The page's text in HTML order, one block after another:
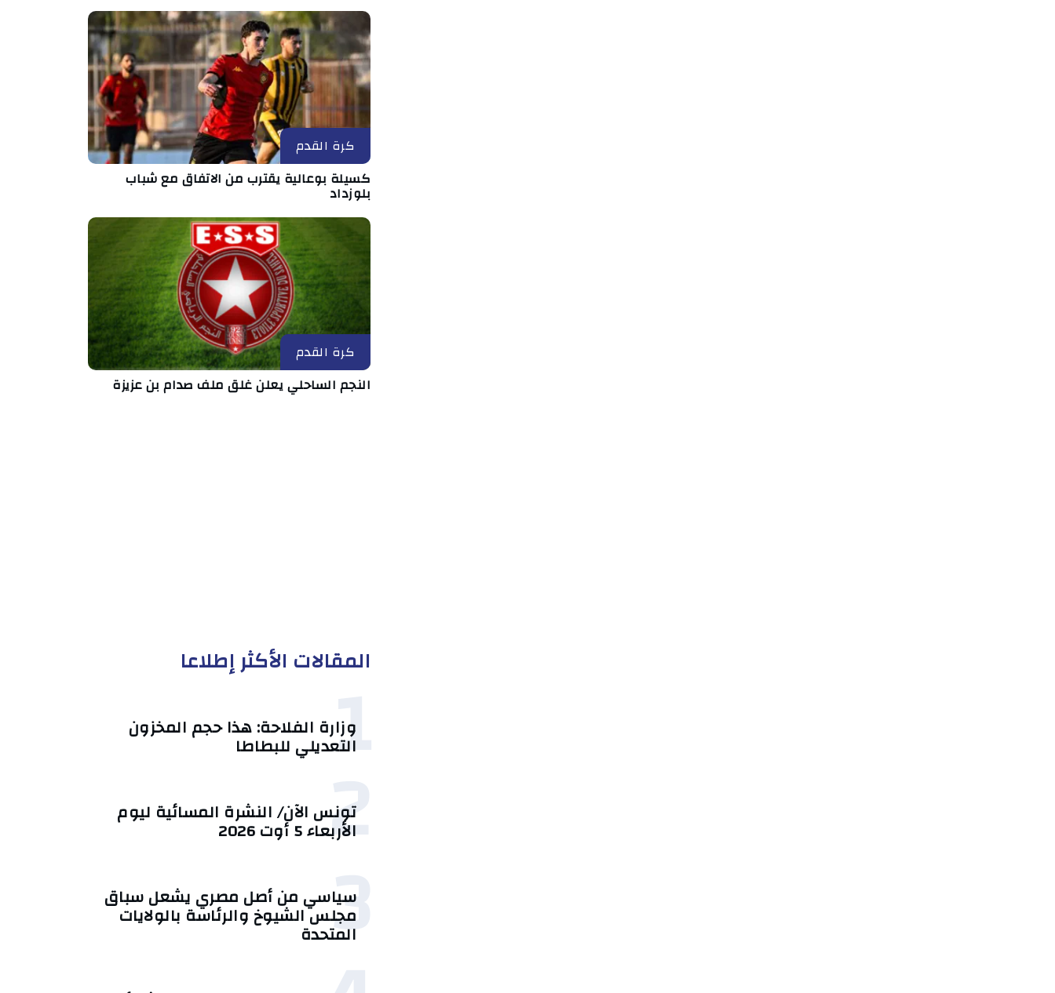
كرة القدم
كسيلة بوعالية يقترب من الاتفاق مع شباب
بلوزداد
كرة القدم
النجم الساحلي يعلن غلق ملف صدام بن عزيزة
المقالات الأكثر إطلاعا
1
وزارة الفلاحة: هذا حجم المخزون
التعديلي للبطاطا
2
تونس الآن/ النشرة المسائية ليوم
الأربعاء 5 أوت 2026
3
سياسي من أصل مصري يشعل سباق
مجلس الشيوخ والرئاسة بالولايات
المتحدة